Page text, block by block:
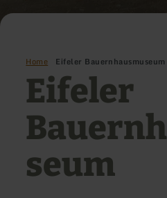
Home Eifeler Bauernhausmuseum
Eifeler
seum